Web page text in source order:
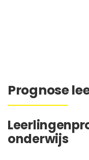
Prognose
onderwijs